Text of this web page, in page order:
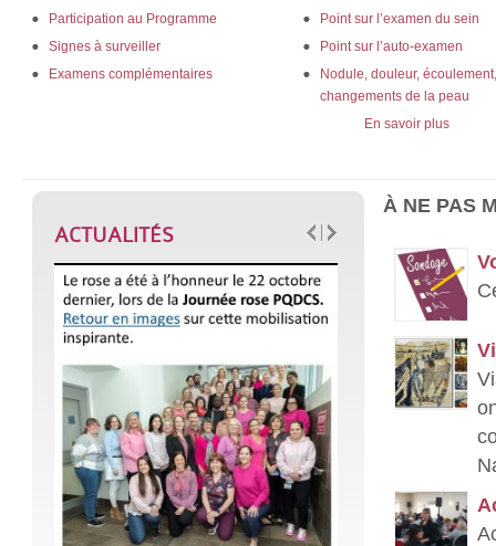
Participation au Programme
Signes à surveiller
Examens complémentaires
Point sur l’examen du sein
Point sur l’auto-examen
Nodule, douleur, écoulement,
changements de la peau
En savoir plus
ACTUALITÉS
À NE PAS